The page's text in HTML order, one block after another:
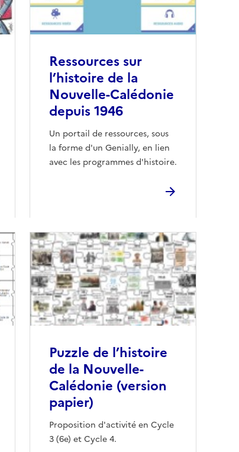
Ressources sur
l’histoire de la
Nouvelle-Calédonie
depuis 1946
Un portail de ressources, sous
la forme d'un Genially, en lien
avec les programmes d'histoire.
Puzzle de l’histoire
de la Nouvelle-
Calédonie (version
papier)
Proposition d'activité en Cycle
3 (6e) et Cycle 4.